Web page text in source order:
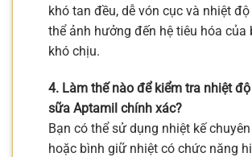
khó tan đều, dễ vón cục và nhiệt
thể ảnh hưởng đến hệ tiêu hóa của
khó chịu.
4. Làm thế nào để kiểm tra nhiệt
sữa Aptamil chính xác?
Bạn có thể sử dụng nhiệt kế
hoặc bình giữ nhiệt có chức năng